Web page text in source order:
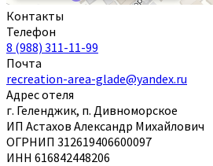
Контакты
Телефон
8 (988) 311-11-99
Почта
recreation-area-glade@yandex.ru
Адрес отеля
г. Геленджик, п. Дивноморское
ИП Астахов Александр Михайлович
ОГРНИП 312619406600097
ИНН 616842448206